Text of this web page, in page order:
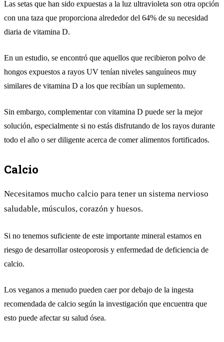
Las setas que han sido expuestas a la luz ultravioleta son otra opción
con una taza que proporciona alrededor del 64% de su necesidad
diaria de vitamina D.
En un estudio, se encontró que aquellos que recibieron polvo de
hongos expuestos a rayos UV tenían niveles sanguíneos muy
similares de vitamina D a los que recibían un suplemento.
Sin embargo, complementar con vitamina D puede ser la mejor
solución, especialmente si no estás disfrutando de los rayos durante
todo el año o ser diligente acerca de comer alimentos fortificados.
Calcio
Necesitamos mucho calcio para tener un sistema nervioso
saludable, músculos, corazón y huesos.
Si no tenemos suficiente de este importante mineral estamos en
riesgo de desarrollar osteoporosis y enfermedad de deficiencia de
calcio.
Los veganos a menudo pueden caer por debajo de la ingesta
recomendada de calcio según la investigación que encuentra que
esto puede afectar su salud ósea.